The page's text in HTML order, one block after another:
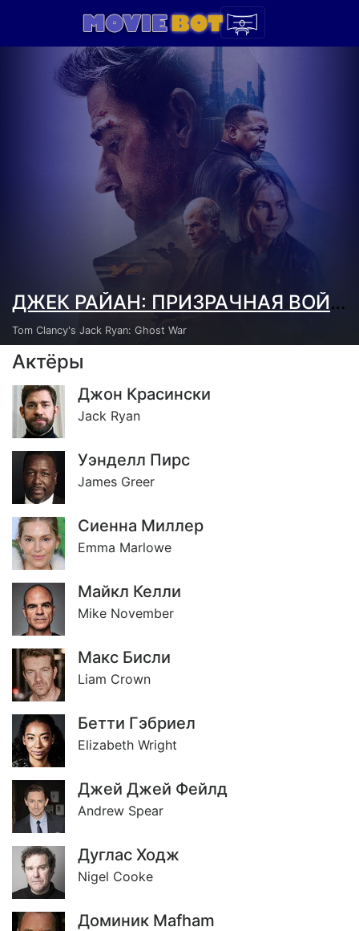
ДЖЕК РАЙАН: ПРИЗРАЧНАЯ ВОЙНА (2026)
Tom Clancy's Jack Ryan: Ghost War
Актёры
Джон Красински
Jack Ryan
Уэнделл Пирс
James Greer
Сиенна Миллер
Emma Marlowe
Майкл Келли
Mike November
Макс Бисли
Liam Crown
Бетти Гэбриел
Elizabeth Wright
Джей Джей Фейлд
Andrew Spear
Дуглас Ходж
Nigel Cooke
Доминик Mafham